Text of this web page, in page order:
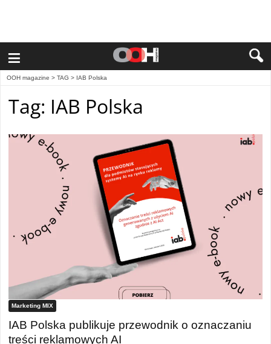
≡
OOH magazine > TAG > IAB Polska
Tag: IAB Polska
Marketing MIX
IAB Polska publikuje przewodnik o oznaczaniu
treści reklamowych AI